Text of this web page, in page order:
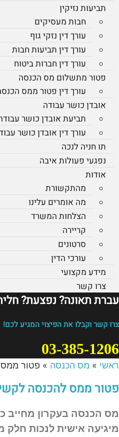
תביעות נזיקין
חבות מעסיקים
עורך דין נזקי גוף
עורך דין תביעות חבות
עורך דין חברות ביטוח
פטור מתשלום מס הכנסה
עורך דין פטור ממס
אובדן כושר עבודה
תביעת אובדן כושר
עורך דין אובדן כושר
תו חניה לנכה
נפגעי פעולות איבה
אודות
מהתקשורת
מה אומרים עלינו
הצלחות המשרד
קריירה
סרטונים
עורכי הדין
מידע מקצועי
צרו קשר
עברת תאונה? נפצעת?
צרו קשר וקבלו את הפיצוי המגיע לכם!
03-385-1206
ראשי » מס הכנסה » פטור
פטור ממס להכנסה
מס הכנסה בעקרון מחייב
מיגיעה אישית לנכות חלק